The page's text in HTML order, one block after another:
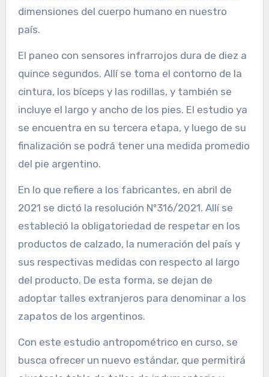
dimensiones del cuerpo humano en nuestro
país.
El paneo con sensores infrarrojos dura de diez a
quince segundos. Allí se toma el contorno de la
cintura, los bíceps y las rodillas, y también se
incluye el largo y ancho de los pies. El estudio ya
se encuentra en su tercera etapa, y luego de su
finalización se podrá tener una medida promedio
del pie argentino.
En lo que refiere a los fabricantes, en abril de
2021 se dictó la resolución Nº316/2021. Allí se
estableció la obligatoriedad de respetar en los
productos de calzado, la numeración del país y
sus respectivas medidas con respecto al largo
del producto. De esta forma, se dejan de
adoptar talles extranjeros para denominar a los
zapatos de los argentinos.
Con este estudio antropométrico en curso, se
busca ofrecer un nuevo estándar, que permitirá